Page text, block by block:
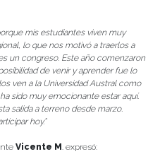
mis estudiantes viven muy
lo que nos motivó a traerlos a
un congreso. Este año comenzaron
de venir y aprender fue lo
ven a la Universidad Austral como
sido muy emocionante estar aquí.
salida a terreno desde marzo.
hoy.”
Vicente M . expresó: